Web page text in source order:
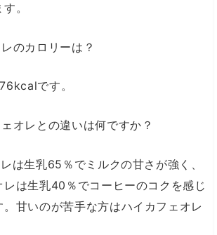
。
のカロリーは？
です。
オレとの違いは何ですか？
は生乳65％でミルクの甘さが強く、
は生乳40％でコーヒーのコクを感じ
甘いのが苦手な方はハイカフェオレ